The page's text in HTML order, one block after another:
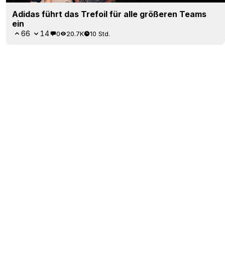
Adidas führt das Trefoil für alle größeren Teams
ein
66 14 0 20.7K 10 Std.